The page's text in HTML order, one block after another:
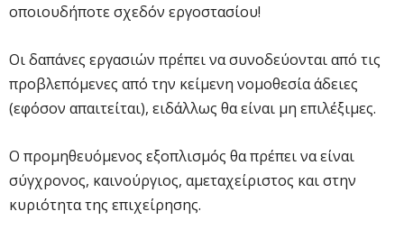
οποιουδήποτε σχεδόν εργοστασίου!
Οι δαπάνες εργασιών πρέπει να συνοδεύονται από τις
προβλεπόμενες από την κείμενη νομοθεσία άδειες
(εφόσον απαιτείται), ειδάλλως θα είναι μη επιλέξιμες.
Ο προμηθευόμενος εξοπλισμός θα πρέπει να είναι
σύγχρονος, καινούργιος, αμεταχείριστος και στην
κυριότητα της επιχείρησης.